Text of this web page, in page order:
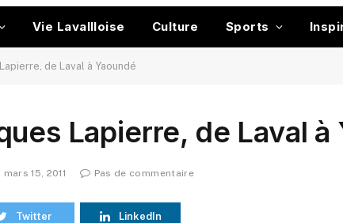
Vie Lavallloise Culture Sports
de Laval à Yaoundé
Lapierre, de Laval à
mars 15, 2011 Pas de commentaire
Twitter LinkedIn